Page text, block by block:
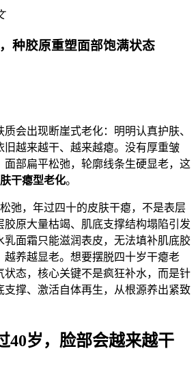
种胶原重塑面部饱满状态
会出现断崖式老化：明明认真护肤、
旧越来越干、越来越瘪。没有厚重皱
面部扁平松弛，轮廓线条生硬显老，这
干瘪型老化。
弛，年过四十的皮肤干瘪，不是表层
胶原大量枯竭、肌底支撑结构塌陷引发
乳面霜只能滋润表皮，无法填补肌底胶
越养越显老。想要摆脱四十岁干瘪老
状态，核心关键不是疯狂补水，而是针
支撑、激活自体再生，从根源养出紧致
40岁，脸部会越来越干